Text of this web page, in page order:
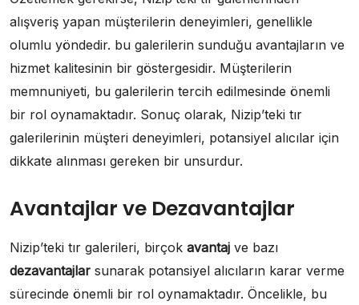
alışveriş yapan müşterilerin deneyimleri, genellikle
olumlu yöndedir. bu galerilerin sunduğu avantajların ve
hizmet kalitesinin bir göstergesidir. Müşterilerin
memnuniyeti, bu galerilerin tercih edilmesinde önemli
bir rol oynamaktadır. Sonuç olarak, Nizip’teki tır
galerilerinin müşteri deneyimleri, potansiyel alıcılar için
dikkate alınması gereken bir unsurdur.
Avantajlar ve Dezavantajlar
Nizip’teki tır galerileri, birçok avantaj ve bazı
dezavantajlar sunarak potansiyel alıcıların karar verme
sürecinde önemli bir rol oynamaktadır. Öncelikle, bu